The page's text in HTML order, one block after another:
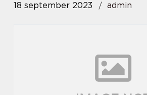
18 september 2023 admin